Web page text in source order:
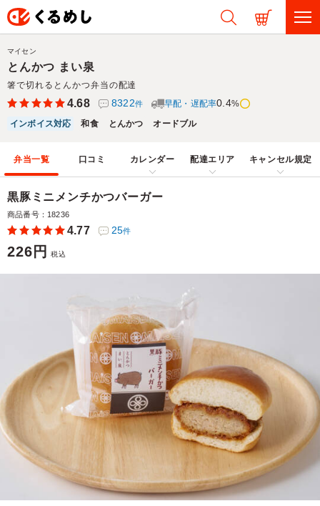
とんかつ まい泉
箸で切れるとんかつ弁当の配達
マイセン
4.68 8322件 早配・遅配率0.4%
インボイス対応
和食 とんかつ オードブル
弁当一覧 口コミ カレンダー 配達エリア キャンセル規定
黒豚ミニメンチかつバーガー
商品番号：18236
4.77 25件
226円 税込